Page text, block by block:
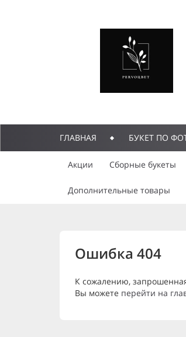
ГЛАВНАЯ БУКЕТ ПО
Акции Сборные букеты
Дополнительные товары
Ошибка 404
К сожалению,
Вы можете перейти на